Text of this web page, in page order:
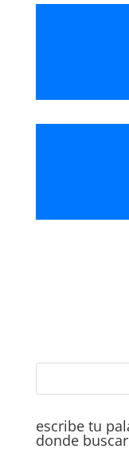
escribe tu
donde buscar